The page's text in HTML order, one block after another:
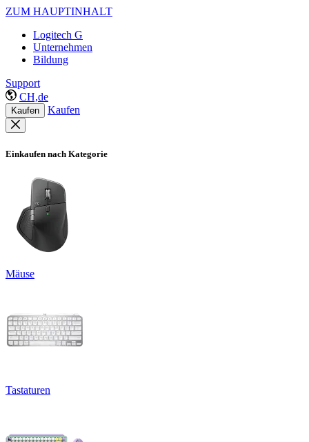
ZUM HAUPTINHALT
Logitech G
Unternehmen
Bildung
Support
CH,de
Kaufen Kaufen
Einkaufen nach Kategorie
Mäuse
Tastaturen